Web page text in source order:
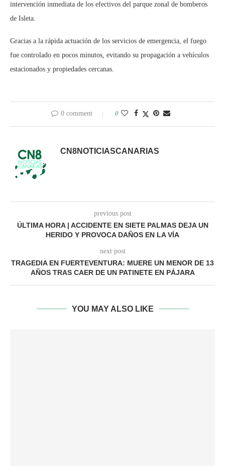
intervención inmediata de los efectivos del parque zonal de bomberos
de Isleta.
Gracias a la rápida actuación de los servicios de emergencia, el fuego
fue controlado en pocos minutos, evitando su propagación a vehículos
estacionados y propiedades cercanas.
0 comment 0
CN8NOTICIASCANARIAS
previous post
ÚLTIMA HORA | ACCIDENTE EN SIETE PALMAS DEJA UN
HERIDO Y PROVOCA DAÑOS EN LA VÍA
next post
TRAGEDIA EN FUERTEVENTURA: MUERE UN MENOR DE 13
AÑOS TRAS CAER DE UN PATINETE EN PÁJARA
YOU MAY ALSO LIKE